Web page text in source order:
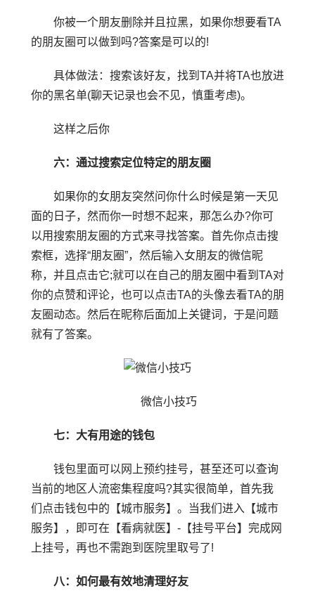
你被一个朋友删除并且拉黑，如果你想要看TA
的朋友圈可以做到吗?答案是可以的!
具体做法：搜索该好友，找到TA并将TA也放进
你的黑名单(聊天记录也会不见，慎重考虑)。
这样之后你
六：通过搜索定位特定的朋友圈
如果你的女朋友突然问你什么时候是第一天见
面的日子，然而你一时想不起来，那怎么办?你可
以用搜索朋友圈的方式来寻找答案。首先你点击搜
索框，选择“朋友圈”，然后输入女朋友的微信昵
称，并且点击它;就可以在自己的朋友圈中看到TA对
你的点赞和评论，也可以点击TA的头像去看TA的朋
友圈动态。然后在昵称后面加上关键词，于是问题
就有了答案。
微信小技巧
七：大有用途的钱包
钱包里面可以网上预约挂号，甚至还可以查询
当前的地区人流密集程度吗?其实很简单，首先我
们点击钱包中的【城市服务】。当我们进入【城市
服务】，即可在【看病就医】-【挂号平台】完成网
上挂号，再也不需跑到医院里取号了!
八：如何最有效地清理好友